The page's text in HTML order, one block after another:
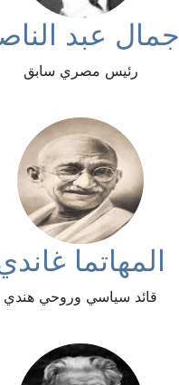
جمال عبد
رئيس مصري سابق
المهاتما
قائد سياسي وروحي هندي